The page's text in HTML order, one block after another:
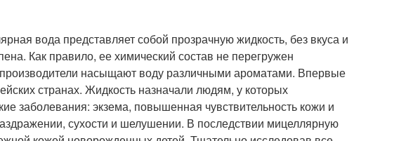
вода представляет собой прозрачную жидкость, без вкуса и
Как правило, ее химический состав не перегружен
насыщают воду различными ароматами. Впервые
странах. Жидкость назначали людям, у которых
заболевания: экзема, повышенная чувствительность кожи и
сухости и шелушении. В последствии мицеллярную